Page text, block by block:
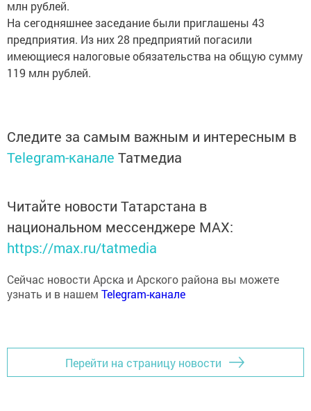
На сегодняшнее заседание были приглашены 43
предприятия. Из них 28 предприятий погасили
имеющиеся налоговые обязательства на общую сумму
119 млн рублей.
Telegram-каналеТатмедиа
национальном мессенджере MАХ:
https://max.ru/tatmedia
узнать и в нашемTelegram-канале
Перейти на страницу новости